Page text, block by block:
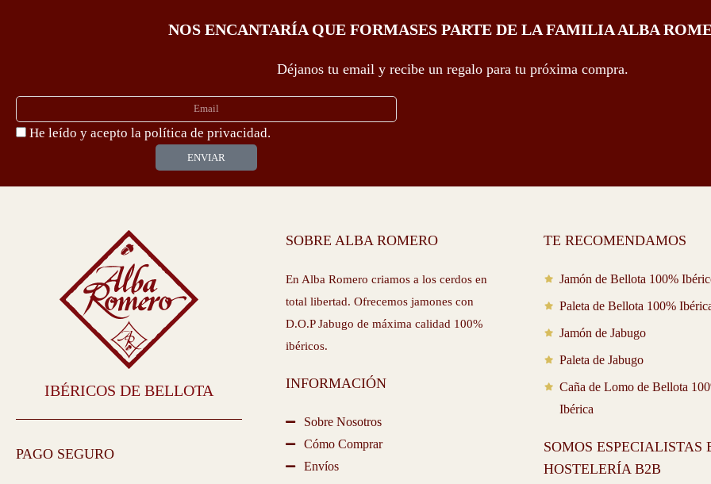
NOS ENCANTARÍA QUE FORMASES PARTE DE LA FAMILIA ALBA
Déjanos tu email y recibe un regalo para tu próxima compra.
Politica-
He leído y acepto la política de privacidad.
ENVIAR
IBÉRICOS DE BELLOTA
PAGO SEGURO
SOBRE ALBA ROMERO
En Alba Romero criamos a los cerdos en
total libertad. Ofrecemos jamones con
D.O.P Jabugo de máxima calidad 100%
ibéricos.
INFORMACIÓN
Sobre Nosotros
Cómo Comprar
Envíos
TE RECOMENDAMOS
Jamón de Bellota 100%
Paleta de Bellota 100%
Jamón de Jabugo
Paleta de Jabugo
Caña de Lomo de Bellota
Ibérica
SOMOS ESPECIALISTAS
HOSTELERÍA B2B